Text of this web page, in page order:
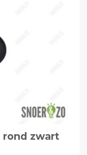
zwart